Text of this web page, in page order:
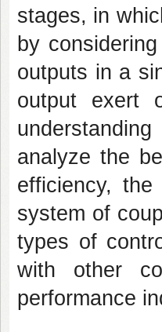
stages, in
by
outputs in a
output exert
analyze the
efficiency,
system of
types of
with other
performance